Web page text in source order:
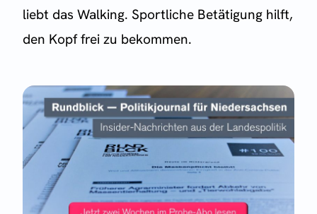
liebt das Walking. Sportliche Betätigung hilft,
den Kopf frei zu bekommen.